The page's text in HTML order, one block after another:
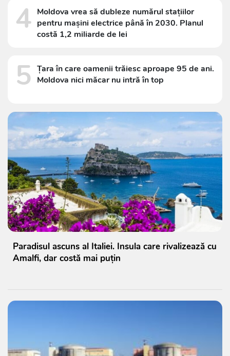
4 Moldova vrea să dubleze numărul stațiilor
pentru mașini electrice până în 2030. Planul
costă 1,2 miliarde de lei
5 Țara în care oamenii trăiesc aproape 95 de ani.
Moldova nici măcar nu intră în top
Paradisul ascuns al Italiei. Insula care rivalizează cu
Amalfi, dar costă mai puțin